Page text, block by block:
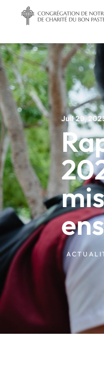
Juil 29,